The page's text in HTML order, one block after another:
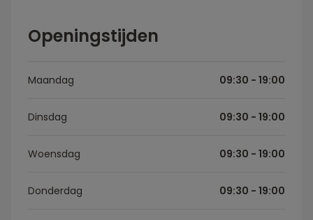
Openingstijden
Maandag 09:30 - 19:00
Dinsdag 09:30 - 19:00
Woensdag 09:30 - 19:00
Donderdag 09:30 - 19:00